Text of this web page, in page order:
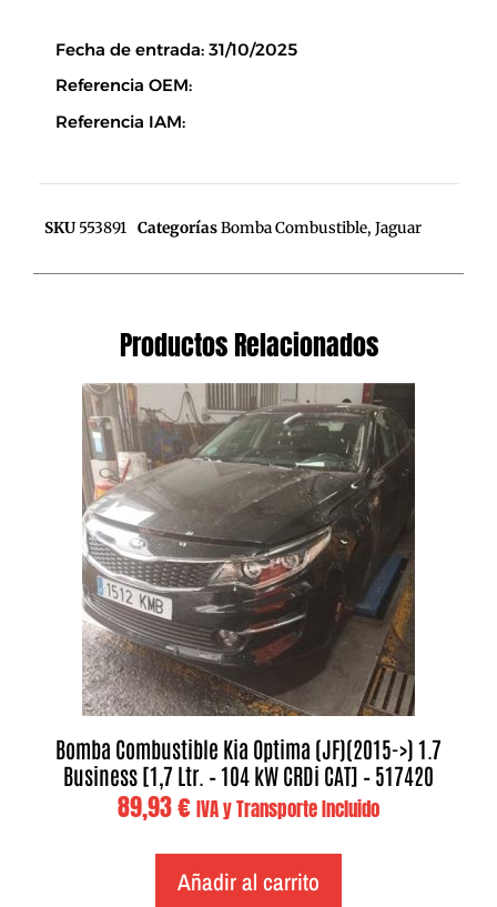
Fecha de entrada: 31/10/2025
Referencia OEM:
Referencia IAM:
SKU 553891 CategoríasBomba Combustible, Jaguar
Productos Relacionados
Bomba Combustible Kia Optima (JF)(2015->) 1.7
Business [1,7 Ltr. – 104 kW CRDi CAT] – 517420
89,93€ IVA y Transporte Incluido
Añadir al carrito